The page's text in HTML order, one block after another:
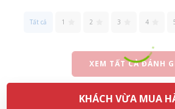
Tất cả 1 2 3 4
XEM TẤT CẢ ĐÁNH
KHÁCH VỪA MUA
Milk (0-1 tuổi), hàng nội địa Nhật (hộp